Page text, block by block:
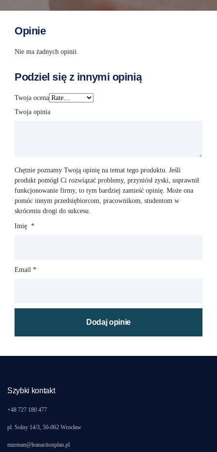
Opinie
Nie ma żadnych opinii.
Podziel się z innymi opinią
Twoja ocena
Twoja opinia
Chętnie poznamy Twoją opinię na temat tego produktu. Jeśli
produkt pomógł Ci rozwiązać problemy, przyniósł zyski, usprawnił
funkcjonowanie firmy, to tym bardziej zamieść opinię. Może ona
pomóc innym przedsiębiorcom, pracownikom, studentom w
skróceniu drogi do sukcesu.
Imię *
Email *
Szybki kontakt
+48 727 180 477
pl. Solny 14/3, 50-062 Wrocław
mzeman@leanactionplan.pl